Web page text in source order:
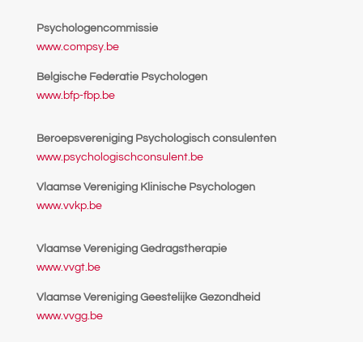
Psychologencommissie
www.compsy.be
Belgische Federatie Psychologen
www.bfp-fbp.be
Beroepsvereniging Psychologisch consulenten
www.psychologischconsulent.be
Vlaamse Vereniging Klinische Psychologen
www.vvkp.be
Vlaamse Vereniging Gedragstherapie
www.vvgt.be
Vlaamse Vereniging Geestelijke Gezondheid
www.vvgg.be